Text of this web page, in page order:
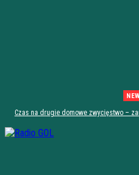
Czas na drugie domowe zwycięstwo –